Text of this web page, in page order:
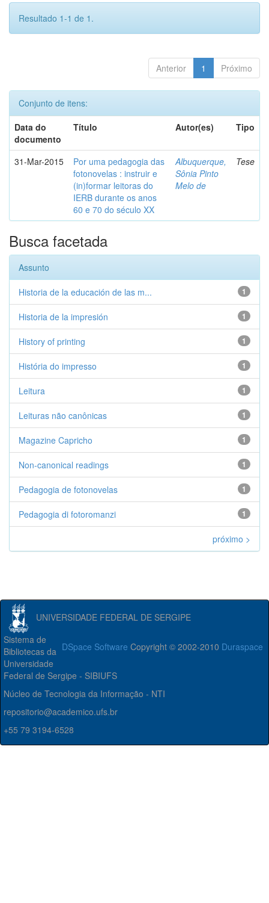
Resultado 1-1 de 1.
Anterior 1 Próximo
Conjunto de itens:
Data do
documento
Título Autor(es) Tipo
31-Mar-2015
Por uma pedagogia das
fotonovelas : instruir e
(in)formar leitoras do
IERB durante os anos
60 e 70 do século XX
Albuquerque,
Sônia Pinto
Melo de
Tese
Busca facetada
Assunto
1
Historia de la educación de las m...
1
Historia de la impresión
1
History of printing
1
História do impresso
1
Leitura
1
Leituras não canônicas
1
Magazine Capricho
1
Non-canonical readings
1
Pedagogia de fotonovelas
1
Pedagogia di fotoromanzi
próximo >
UNIVERSIDADE FEDERAL DE SERGIPE
DSpace Software Copyright © 2002-2010 Duraspace
Sistema de
Bibliotecas da
Universidade
Federal de Sergipe - SIBIUFS
Núcleo de Tecnologia da Informação - NTI
repositorio@academico.ufs.br
+55 79 3194-6528